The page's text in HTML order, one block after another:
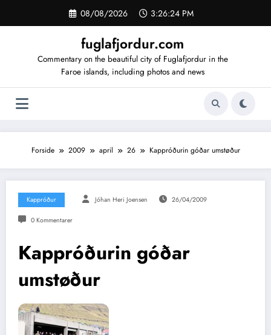
indhold
08/08/2026 3:26:24 PM
fuglafjordur.com
Commentary on the beautiful city of Fuglafjordur in the
Faroe islands, including photos and news
Forside 2009 april 26 Kappróðurin góðar umstøður
Kappróður Jóhan Heri Joensen 26/04/2009
0 Kommentarer
Kappróðurin góðar
umstøður